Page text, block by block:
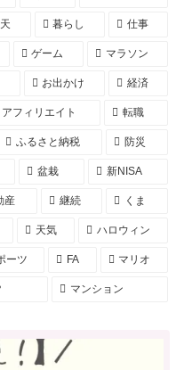
暮らし 仕事
ゲーム マラソン
お出かけ 経済
アフィリエイト 転職
ふるさと納税 防災
盆栽 新NISA
産 継続 くま
天気 ハロウィン
ーツ FA マリオ
マンション